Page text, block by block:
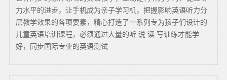
力水平的进步，让手机成为亲子学习机，把握影响英语听力分
层教学效果的各项要素，精心打造了一系列专为孩子们设计的
儿童英语培训课程，必须通过大量的听 说 读 写训练才能学
好，同步国际专业的英语测试